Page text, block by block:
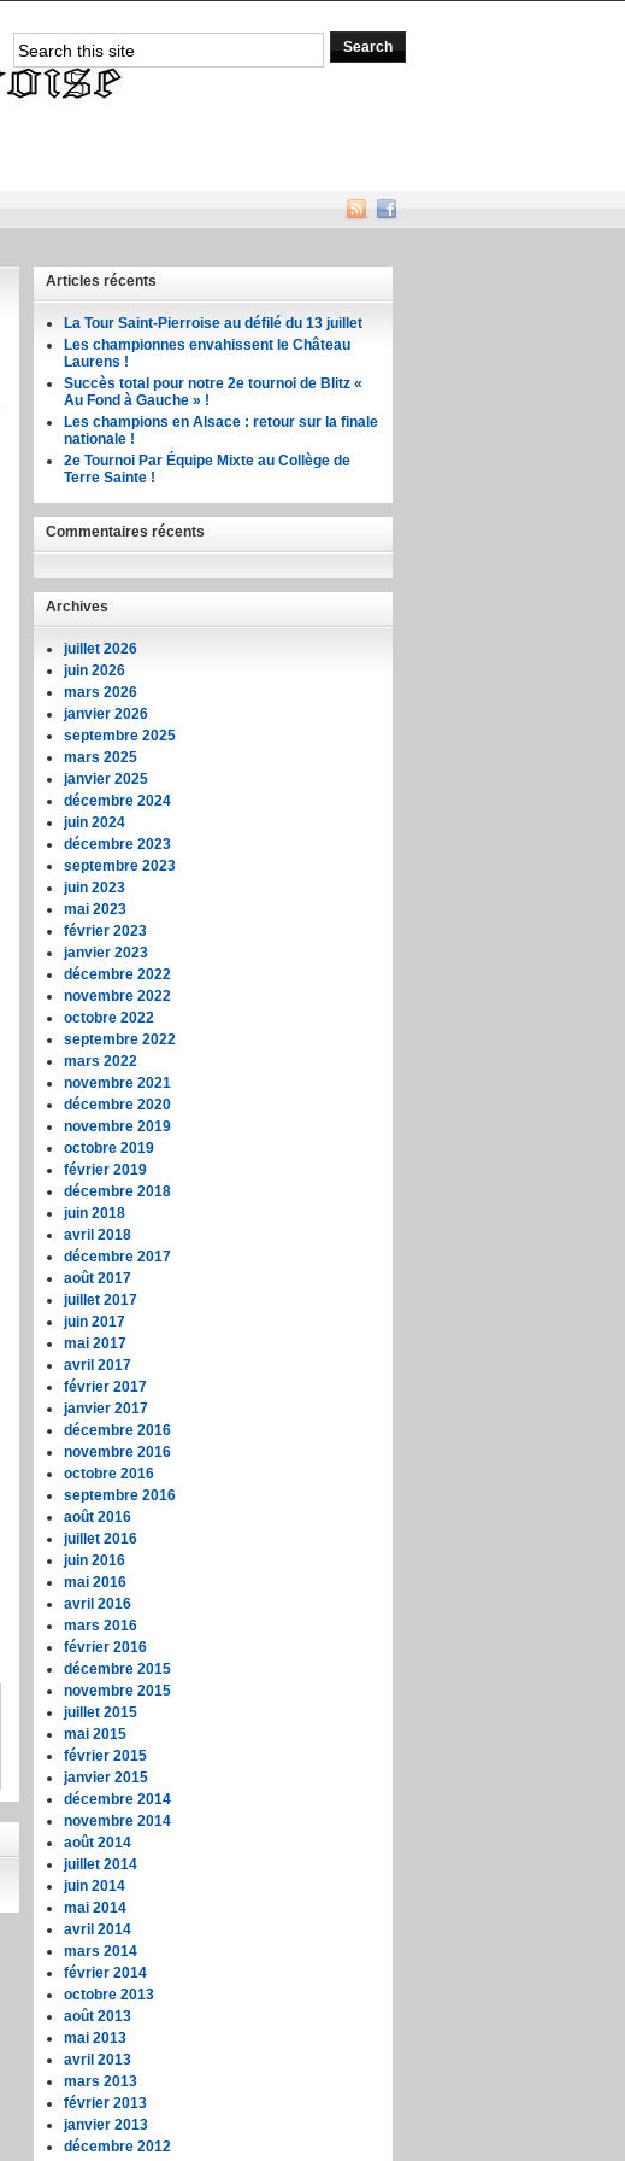
Articles récents
La Tour Saint-Pierroise au défilé du 13 juillet
Les championnes envahissent le Château
Laurens !
Succès total pour notre 2e tournoi de Blitz «
Au Fond à Gauche » !
Les champions en Alsace : retour sur la finale
nationale !
2e Tournoi Par Équipe Mixte au Collège de
Terre Sainte !
Commentaires récents
Archives
juillet 2026
juin 2026
mars 2026
janvier 2026
septembre 2025
mars 2025
janvier 2025
décembre 2024
juin 2024
décembre 2023
septembre 2023
juin 2023
mai 2023
février 2023
janvier 2023
décembre 2022
novembre 2022
octobre 2022
septembre 2022
mars 2022
novembre 2021
décembre 2020
novembre 2019
octobre 2019
février 2019
décembre 2018
juin 2018
avril 2018
décembre 2017
août 2017
juillet 2017
juin 2017
mai 2017
avril 2017
février 2017
janvier 2017
décembre 2016
novembre 2016
octobre 2016
septembre 2016
août 2016
juillet 2016
juin 2016
mai 2016
avril 2016
mars 2016
février 2016
décembre 2015
novembre 2015
juillet 2015
mai 2015
février 2015
janvier 2015
décembre 2014
novembre 2014
août 2014
juillet 2014
juin 2014
mai 2014
avril 2014
mars 2014
février 2014
octobre 2013
août 2013
mai 2013
avril 2013
mars 2013
février 2013
janvier 2013
décembre 2012